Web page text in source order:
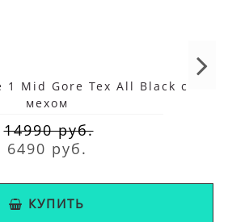
1 Mid Gore Tex All Black с
мехом
14990 руб.
6490 руб.
КУПИТЬ